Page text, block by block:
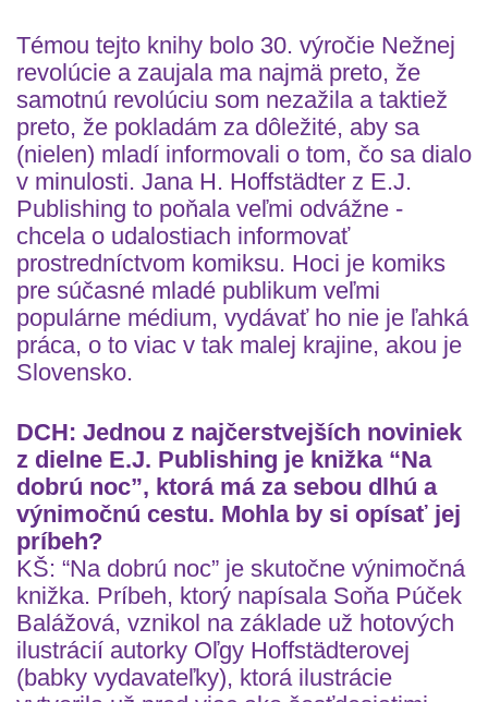
Témou tejto knihy bolo 30. výročie Nežnej
revolúcie a zaujala ma najmä preto, že
samotnú revolúciu som nezažila a taktiež
preto, že pokladám za dôležité, aby sa
(nielen) mladí informovali o tom, čo sa dialo
v minulosti. Jana H. Hoffstädter z E.J.
Publishing to poňala veľmi odvážne -
chcela o udalostiach informovať
prostredníctvom komiksu. Hoci je komiks
pre súčasné mladé publikum veľmi
populárne médium, vydávať ho nie je ľahká
práca, o to viac v tak malej krajine, akou je
Slovensko.
DCH: Jednou z najčerstvejších noviniek
z dielne E.J. Publishing je knižka “Na
dobrú noc”, ktorá má za sebou dlhú a
výnimočnú cestu. Mohla by si opísať jej
príbeh?
KŠ: “Na dobrú noc” je skutočne výnimočná
knižka. Príbeh, ktorý napísala Soňa Púček
Balážová, vznikol na základe už hotových
ilustrácií autorky Oľgy Hoffstädterovej
(babky vydavateľky), ktorá ilustrácie